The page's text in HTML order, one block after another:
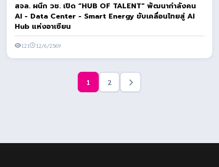
สจล. ผนึก วช. เปิด “HUB OF TALENT” พัฒนากำลังคน
AI - Data Center - Smart Energy ขับเคลื่อนไทยสู่ AI
Hub แห่งอาเซียน
121 12/6/2569
1 2